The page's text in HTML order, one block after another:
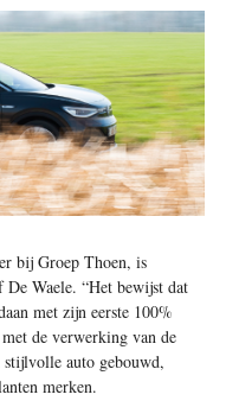
bij Groep Thoen, is
Waele. “Het bewijst dat
met zijn eerste 100%
de verwerking van de
auto gebouwd,
merken.